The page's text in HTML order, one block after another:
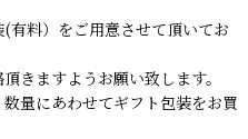
有料）をご用意させて頂いてお
きますようお願い致します。
量にあわせてギフト包装をお買